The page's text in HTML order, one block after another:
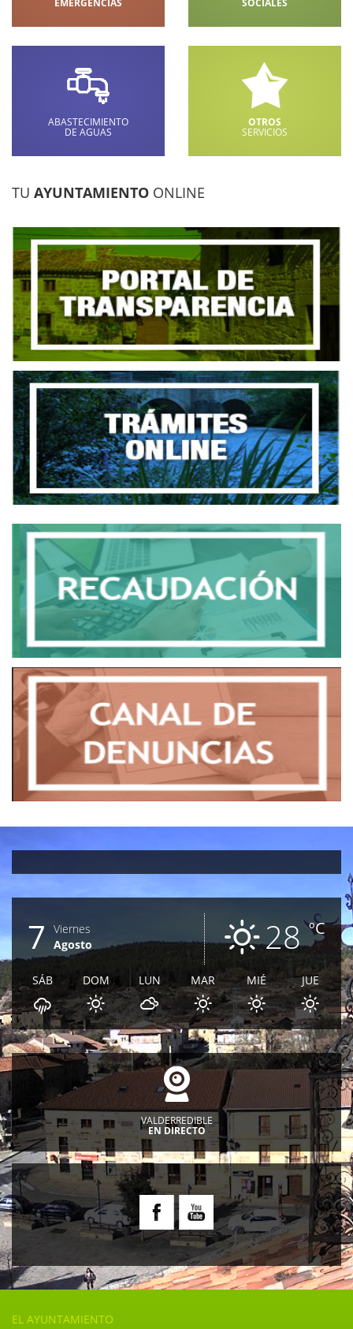
EMERGENCIAS SOCIALES
ABASTECIMIENTO
DE AGUAS
OTROS
SERVICIOS
TU AYUNTAMIENTO ONLINE
ºC
28
7
Viernes
Agosto
SÁB DOM LUN MAR MIÉ JUE
VALDERREDIBLE
EN DIRECTO
EL AYUNTAMIENTO